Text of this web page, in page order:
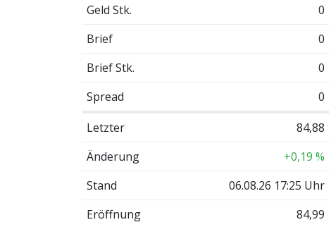
Geld Stk.
0
Brief
0
Brief Stk.
0
Spread
0
Letzter
84,88
Änderung
+0,19 %
Stand
06.08.26 17:25 Uhr
Eröffnung
84,99